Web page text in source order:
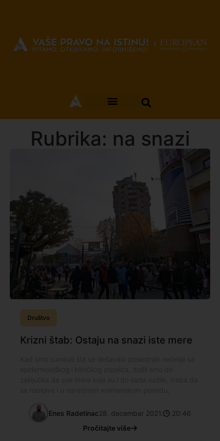
Rubrika: na snazi
Društvo
Krizni štab: Ostaju na snazi iste mere
Enes Radetinac28. decembar 2021.
20:46
Pročitajte više